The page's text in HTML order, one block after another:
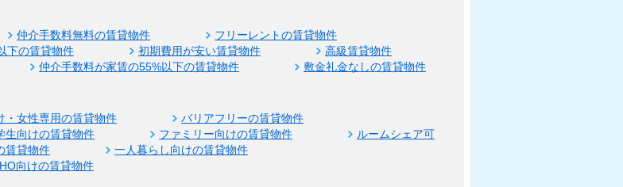
仲介手数料無料の賃貸物件
フリーレントの賃貸物件
下の賃貸物件 初期費用が安い賃貸物件
高級賃貸物件
仲介手数料が家賃の55%以下の賃貸物件 敷金礼金なしの賃貸物件
・女性専用の賃貸物件
バリアフリーの賃貸物件
生向けの賃貸物件 ファミリー向けの賃貸物件
ルームシェア可
賃貸物件
一人暮らし向けの賃貸物件
向けの賃貸物件